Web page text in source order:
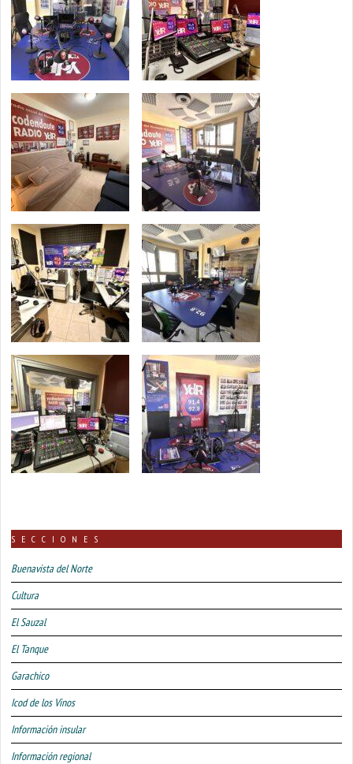
SECCIONES
Buenavista del Norte
Cultura
El Sauzal
El Tanque
Garachico
Icod de los Vinos
Información insular
Información regional